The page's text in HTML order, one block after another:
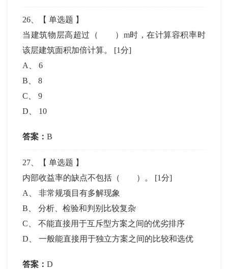
26 、【单选题 】
当建筑物层高超过（ ）m时，在计算容积率时
该层建筑面积加倍计算。 [1分]
A
、6
B 、8
C 、9
D
10
答案：B
27 、【单选题 】
内部收益率的缺点不包括（ ）。 [1分]
A
、非常规项目有多解现象
B 、分析、检验和判别比较复杂
C 、不能直接用于互斥型方案之间的优劣排序
D 、一般能直接用于独立方案之间的比较和选优
答案：D